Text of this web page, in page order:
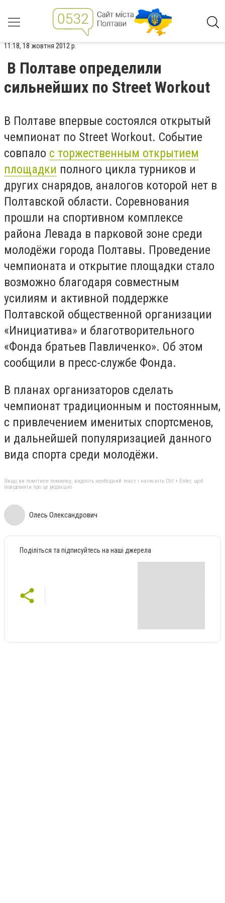
11:18, 18 жовтня 2012 р.
В Полтаве определили
сильнейших по Street Workout
В Полтаве впервые состоялся открытый
чемпионат по Street Workout. Событие
совпало с торжественным открытием
площадки полного цикла турников и
других снарядов, аналогов которой нет в
Полтавской области. Соревнования
прошли на спортивном комплексе
района Левада в парковой зоне среди
молодёжи города Полтавы. Проведение
чемпионата и открытие площадки стало
возможно благодаря совместным
усилиям и активной поддержке
Полтавской общественной организации
«Инициатива» и благотворительного
«Фонда братьев Павличенко». Об этом
сообщили в пресс-службе Фонда.
В планах организаторов сделать
чемпионат традиционным и постоянным,
с привлечением именитых спортсменов,
и дальнейшей популяризацией данного
вида спорта среди молодёжи.
Якщо ви помітили помилку, виділіть необхідний текст і натисніть Ctrl + Enter, щоб
повідомити про це редакцію
Олесь Олександрович
Поділіться та підписуйтесь на наші джерела